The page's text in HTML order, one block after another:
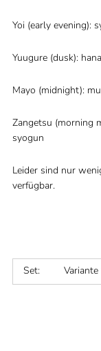
Yoi (early evening):
Yuugure (dusk):
Mayo (midnight):
Zangetsu (morning
syogun
Leider sind nur
verfügbar.
Set: